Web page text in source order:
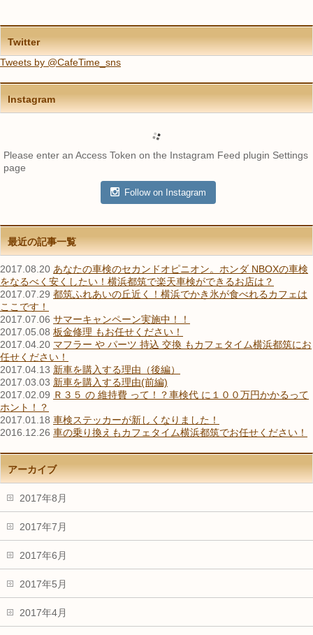
Twitter
Tweets by @CafeTime_sns
Instagram
Please enter an Access Token on the Instagram Feed plugin Settings
page
Follow on Instagram
最近の記事一覧
2017.08.20 あなたの車検のセカンドオピニオン。ホンダ NBOXの車検
をなるべく安くしたい！横浜都筑で楽天車検ができるお店は？
2017.07.29 都筑ふれあいの丘近く！横浜でかき氷が食べれるカフェは
ここです！
2017.07.06 サマーキャンペーン実施中！！
2017.05.08 板金修理 もお任せください！
2017.04.20 マフラー や パーツ 持込 交換 もカフェタイム横浜都筑にお
任せください！
2017.04.13 新車を購入する理由（後編）
2017.03.03 新車を購入する理由(前編)
2017.02.09 Ｒ３５ の 維持費 って！？車検代 に１００万円かかるって
ホント！？
2017.01.18 車検ステッカーが新しくなりました！
2016.12.26 車の乗り換えもカフェタイム横浜都筑でお任せください！
アーカイブ
2017年8月
2017年7月
2017年6月
2017年5月
2017年4月